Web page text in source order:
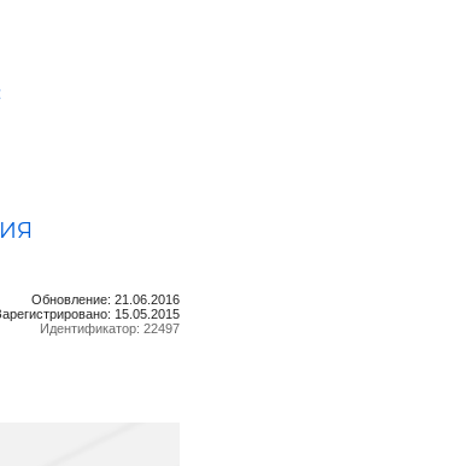
Обновление: 21.06.2016
15.05.2015
Идентификатор: 22497